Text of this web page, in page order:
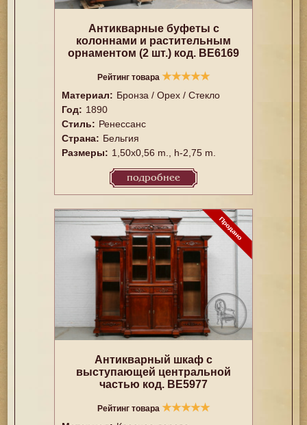
Антикварные буфеты с
колоннами и растительным
орнаментом (2 шт.) код. BE6169
Рейтинг товара ★★★★★
Материал: Бронза / Орех / Стекло
Год: 1890
Стиль: Ренессанс
Страна: Бельгия
Размеры: 1,50x0,56 m., h-2,75 m.
подробнее
Антикварный шкаф с
выступающей центральной
частью код. BE5977
Рейтинг товара ★★★★★